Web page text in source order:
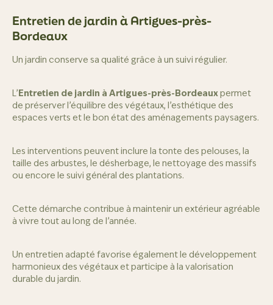
Entretien de jardin à Artigues-près-
Bordeaux
Un jardin conserve sa qualité grâce à un suivi régulier.
L’Entretien de jardin à Artigues-près-Bordeauxpermet
de préserver l’équilibre des végétaux, l’esthétique des
espaces verts et le bon état des aménagements paysagers.
Les interventions peuvent inclure la tonte des pelouses, la
taille des arbustes, le désherbage, le nettoyage des massifs
ou encore le suivi général des plantations.
Cette démarche contribue à maintenir un extérieur agréable
à vivre tout au long de l’année.
Un entretien adapté favorise également le développement
harmonieux des végétaux et participe à la valorisation
durable du jardin.